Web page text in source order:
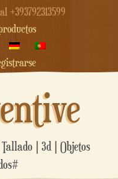
+393792313599
| 3d | Objetos